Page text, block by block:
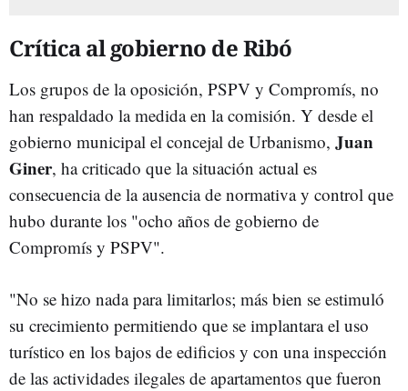
Crítica al gobierno de Ribó
Los grupos de la oposición, PSPV y Compromís, no
han respaldado la medida en la comisión. Y desde el
gobierno municipal el concejal de Urbanismo, Juan
Giner, ha criticado que la situación actual es
consecuencia de la ausencia de normativa y control que
hubo durante los "ocho años de gobierno de
Compromís y PSPV".
"No se hizo nada para limitarlos; más bien se estimuló
su crecimiento permitiendo que se implantara el uso
turístico en los bajos de edificios y con una inspección
de las actividades ilegales de apartamentos que fueron